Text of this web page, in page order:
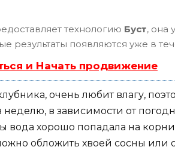
технологию Буст, она
результаты появляются уже в
и Начать продвижение
очень любит влагу,
в зависимости от
вода хорошо попадала на
обложить хвоей сосны или